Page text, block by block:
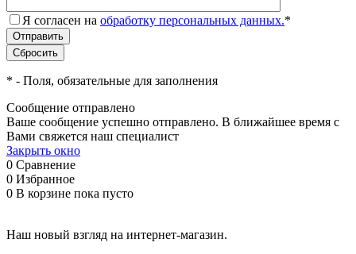
Я согласен на обработку персональных данных.*
* - Поля, обязательные для заполнения
Сообщение отправлено
Ваше сообщение успешно отправлено. В ближайшее время с
Вами свяжется наш специалист
Закрыть окно
0 Сравнение
0 Избранное
0 В корзине пока пусто
Наш новый взгляд на интернет-магазин.